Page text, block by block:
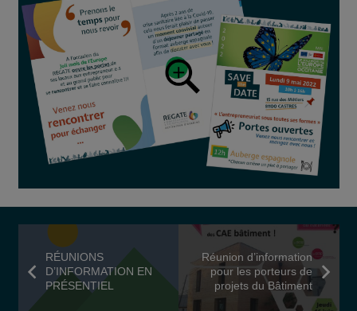
RÉUNIONS
D’INFORMATION EN
PRÉSENTIEL
Réunion d’information
pour les porteurs de
projets du Bâtiment